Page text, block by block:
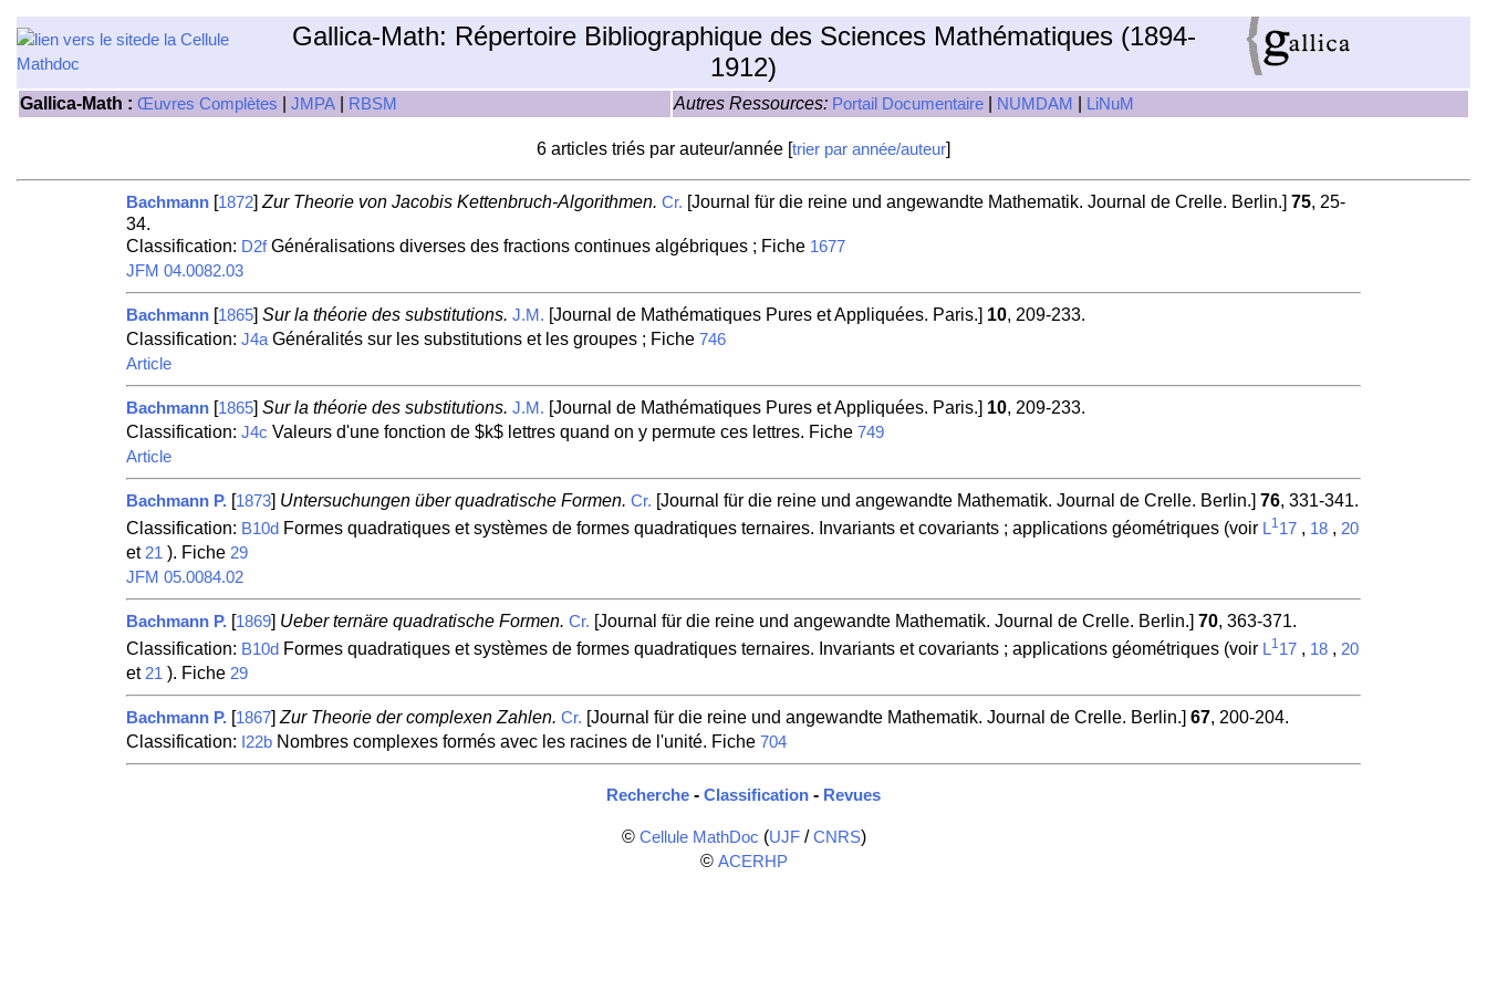
Gallica-Math: Répertoire Bibliographique des Sciences Mathématiques (1894-
1912)
Gallica-Math : Œuvres Complètes JMPA RBSM Autres Ressources: Portail Documentaire NUMDAM LiNuM
6 articles triés par auteur/année [trier par année/auteur]
Bachmann [1872] Zur Theorie von Jacobis Kettenbruch-Algorithmen. Cr. [Journal für die reine und angewandte Mathematik. Journal de Crelle. Berlin.] 75, 25-
34.
Classification: D2fGénéralisations diverses des fractions continues algébriques ; Fiche 1677
JFM 04.0082.03
Bachmann [1865] Sur la théorie des substitutions. J.M. [Journal de Mathématiques Pures et Appliquées. Paris.] 10, 209-233.
Classification: J4aGénéralités sur les substitutions et les groupes ; Fiche 746
Article
Bachmann [1865] Sur la théorie des substitutions. J.M. [Journal de Mathématiques Pures et Appliquées. Paris.] 10, 209-233.
Classification: J4c Valeurs d'une fonction de $k$ lettres quand on y permute ces lettres. Fiche 749
Article
Bachmann P. [1873] Untersuchungen über quadratische Formen. Cr. [Journal für die reine und angewandte Mathematik. Journal de Crelle. Berlin.] 76, 331-341.
Classification: B10dFormes quadratiques et systèmes de formes quadratiques ternaires. Invariants et covariants ; applications géométriques (voir L117, 18, 20
et 21 ). Fiche 29
JFM 05.0084.02
Bachmann P. [1869] Ueber ternäre quadratische Formen. Cr. [Journal für die reine und angewandte Mathematik. Journal de Crelle. Berlin.] 70, 363-371.
Classification: B10dFormes quadratiques et systèmes de formes quadratiques ternaires. Invariants et covariants ; applications géométriques (voir L117, 18, 20
et 21 ). Fiche 29
Bachmann P. [1867] Zur Theorie der complexen Zahlen. Cr. [Journal für die reine und angewandte Mathematik. Journal de Crelle. Berlin.] 67, 200-204.
Classification:
I22bNombres complexes formés avec les racines de l'unité. Fiche 704
Recherche - Classification - Revues
© Cellule MathDoc (UJF/CNRS)
© ACERHP